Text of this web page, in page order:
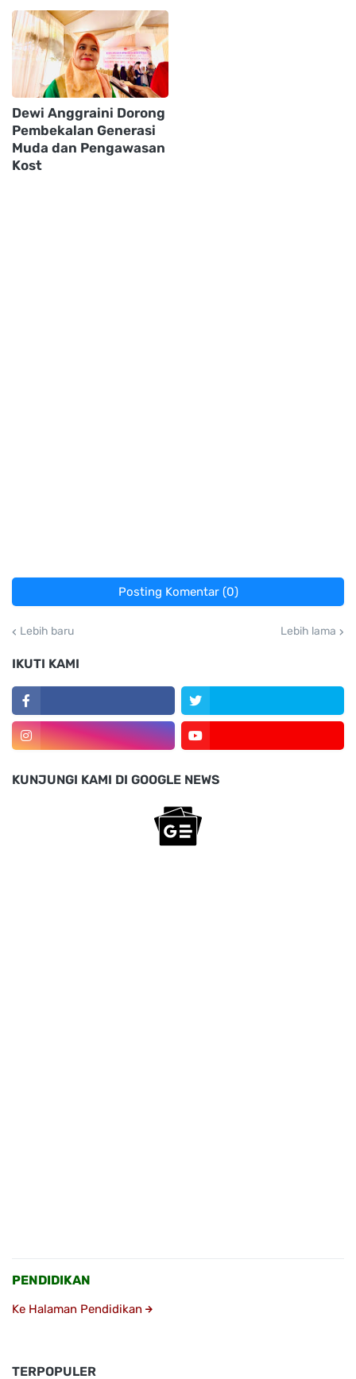
Dewi Anggraini Dorong
Pembekalan Generasi
Muda dan Pengawasan
Kost
Posting Komentar (0)
Lebih baru Lebih lama
IKUTI KAMI
KUNJUNGI KAMI DI GOOGLE NEWS
PENDIDIKAN
Ke Halaman Pendidikan
TERPOPULER